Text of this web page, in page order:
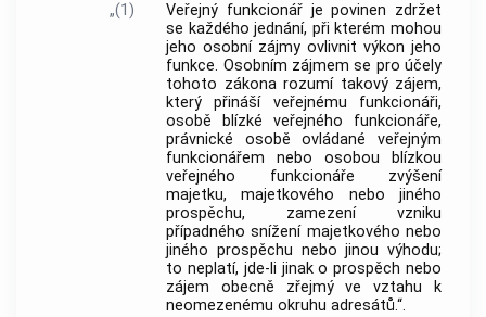
„(1)
Veřejný funkcionář je povinen zdržet
se každého jednání, při kterém mohou
jeho osobní zájmy ovlivnit výkon jeho
funkce. Osobním zájmem se pro účely
tohoto zákona rozumí takový zájem,
který přináší veřejnému funkcionáři,
osobě blízké veřejného funkcionáře,
právnické osobě ovládané veřejným
funkcionářem nebo osobou blízkou
veřejného funkcionáře zvýšení
majetku, majetkového nebo jiného
prospěchu, zamezení vzniku
případného snížení majetkového nebo
jiného prospěchu nebo jinou výhodu;
to neplatí, jde-li jinak o prospěch nebo
zájem obecně zřejmý ve vztahu k
neomezenému okruhu adresátů.“.